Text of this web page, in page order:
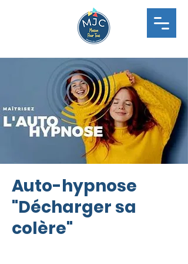
Auto-hypnose
"Décharger sa
colère"